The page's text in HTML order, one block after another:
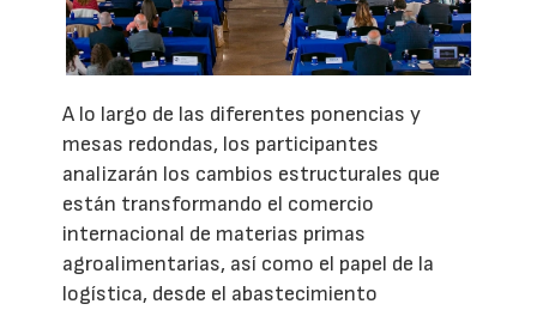
A lo largo de las diferentes ponencias y
mesas redondas, los participantes
analizarán los cambios estructurales que
están transformando el comercio
internacional de materias primas
agroalimentarias, así como el papel de la
logística, desde el abastecimiento